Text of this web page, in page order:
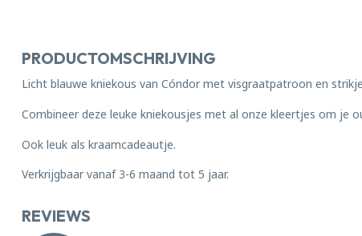
PRODUCTOMSCHRIJVING
Licht blauwe kniekous van Cóndor met visgraatpatroon en
Combineer deze leuke kniekousjes met al onze kleertjes om je
Ook leuk als kraamcadeautje.
Verkrijgbaar vanaf 3-6 maand tot 5 jaar.
REVIEWS